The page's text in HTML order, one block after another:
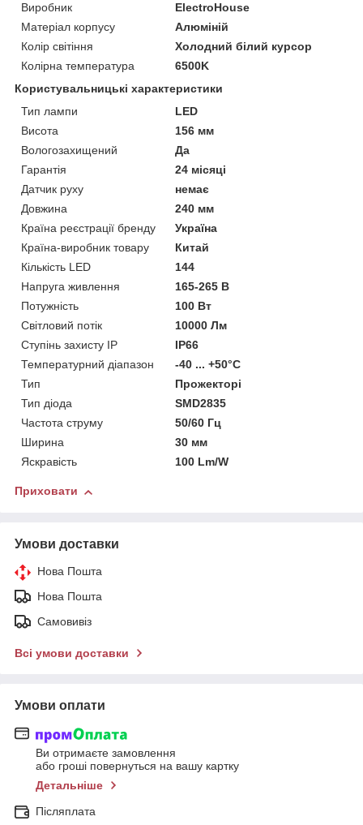
Виробник
ElectroHouse
Матеріал корпусу
Алюміній
Колір світіння
Холодний білий курсор
Колірна температура
6500K
Користувальницькі характеристики
Тип лампи
LED
Висота
156 мм
Вологозахищений
Да
Гарантія
24 місяці
Датчик руху
немає
Довжина
240 мм
Країна реєстрації бренду
Україна
Країна-виробник товару
Китай
Кількість LED
144
Напруга живлення
165-265 В
Потужність
100 Вт
Світловий потік
10000 Лм
Ступінь захисту IP
IP66
Температурний діапазон
-40 ... +50°С
Тип
Прожекторі
Тип діода
SMD2835
Частота струму
50/60 Гц
Ширина
30 мм
Яскравість
100 Lm/W
Приховати
Умови доставки
Нова Пошта
Нова Пошта
Самовивіз
Всі умови доставки
Умови оплати
Ви отримаєте замовлення
або гроші повернуться на вашу картку
Детальніше
Післяплата